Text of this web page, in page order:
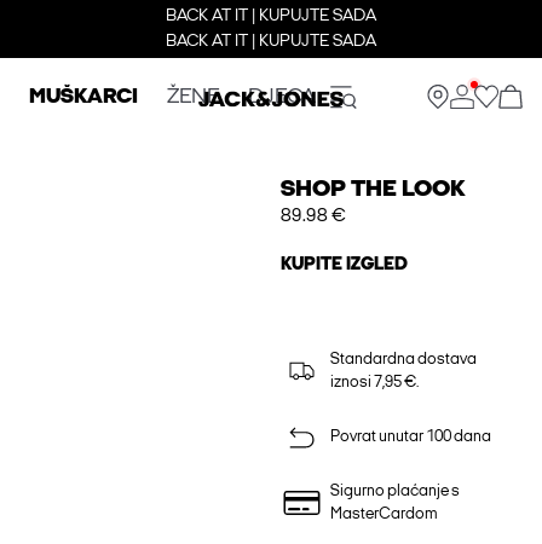
BACK AT IT | KUPUJTE SADA
BACK AT IT | KUPUJTE SADA
MUŠKARCI ŽENE DJECA
SHOP THE LOOK
89.98 €
KUPITE IZGLED
Standardna dostava
iznosi 7,95 €.
Povrat unutar 100 dana
Sigurno plaćanje s
MasterCardom